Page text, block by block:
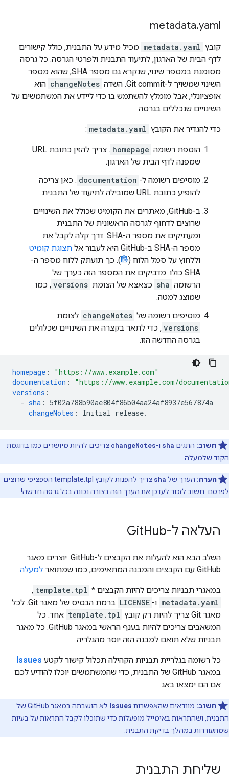
metadata.yaml
קובץ metadata.yaml מכיל מידע על התבנית, כולל קישורים
לדף הבית של הארגון, לתיעוד התבנית ולפרטי הגרסה. כל גרסה
מסומנת במספר שינוי, שנקרא גם מספר SHA, שהוא מספר
השינוי שמשויך ל-Git commit. השדה
changeNotes הוא
אופציונלי, אבל מומלץ להשתמש בו כדי ליידע את המשתמשים על
השינויים שנכללים בגרסה.
כדי להגדיר את הקובץ metadata.yaml
:
הוספת רשומה homepage
. צריך להזין כתובת URL
שמפנה לדף הבית של הארגון.
מוסיפים רשומה ל- documentation . כאן צריכה
להופיע כתובת URL שמובילה לתיעוד של התבנית.
ב-GitHub, מאתרים את הקומיט שכולל את השינויים
שרוצים לדחוף לגרסה הראשונית של התבנית
ומעתיקים את מספר ה-SHA. דרך קלה לקבל את
מספר ה-SHA ב-GitHub היא לעבור אל
תצוגת קומיט
וללחוץ על סמל הלוח (
). כך תועתק ללוח מספר ה-
SHA כולו. מדביקים את המספר הזה כערך של
הרשומה sha כצאצא של הצומת versions , כמו
שמוצג למטה.
מוסיפים רשומה של changeNotes לצומת
versions , כדי לתאר בקצרה את השינויים שכלולים
בגרסה החדשה הזו.
homepage :
"https://www.example.com"
documentation :
"https://www.example.com/
versions :
- sha :
5f02a788b90ae804f86b04aa24af8937e567874a
changeNotes : Initial release.
חשוב: התגים sha ו-changeNotes צריכים להיות מיושרים כמו בדוגמת
הקוד שלמעלה.
הערה: הערך של sha
צריך להפנות לקובץ template.tpl הספציפי שרוצים
לפרסם. חשוב לזכור לעדכן את הערך הזה בצורה נכונה בכלגרסה חדשה!
העלאה ל-GitHub
השלב הבא הוא להעלות את הקבצים ל-GitHub. יוצרים מאגר
GitHub עם הקבצים והמבנה המתאימים, כמו שמתואר
למעלה.
במאגרי תבניות צריכים להיות הקבצים * template.tpl
,‏
metadata.yaml ו- LICENSE
ברמת הבסיס של מאגר Git. לכל
מאגר Git צריך להיות רק קובץ
template.tpl אחד. כל
המשאבים צריכים להיות בענף הראשי במאגר GitHub. כל מאגר
תבניות שלא תואם למבנה הזה יוסר מהגלריה.
כל רשומה בגלריית תבניות הקהילה תכלול קישור לקטע Issues
במאגר GitHub של התבנית, כדי שהמשתמשים יוכלו להודיע לכם
אם הם ימצאו באג.
חשוב: מוודאים שהאפשרות Issues
לא הושבתה במאגר GitHub של
התבנית, ושהתראות באימייל מופעלות כדי שתוכלו לקבל התראות על בעיות
שמתעוררות במהלך בדיקת התבנית.
שליחת התבנית